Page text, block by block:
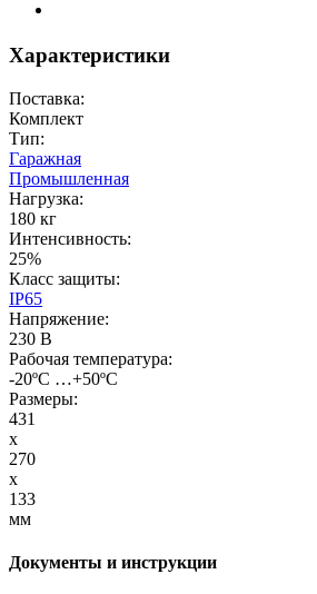
Характеристики
Поставка:
Комплект
Тип:
Гаражная
Промышленная
Нагрузка:
180 кг
Интенсивность:
25%
Класс защиты:
IP65
Напряжение:
230 В
Рабочая температура:
-20ºС …+50ºС
Размеры:
431
x
270
x
133
мм
Документы и инструкции